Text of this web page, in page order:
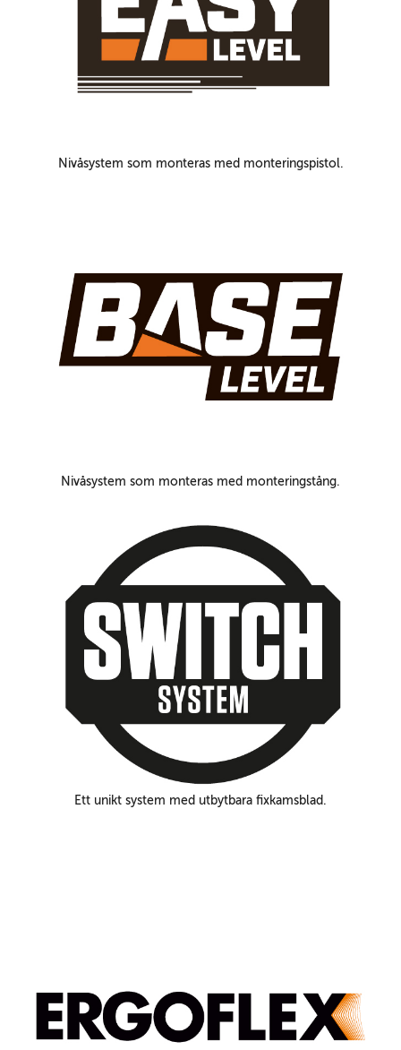
Nivåsystem som monteras med monteringspistol.
Nivåsystem som monteras med monteringstång.
Ett unikt system med utbytbara fixkamsblad.